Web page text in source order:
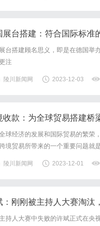
展台搭建：符合国际标准
台搭建顾名思义，即是在德国举
注
陵川新闻网 2023-12-03
收款：为全球贸易搭建桥
球经济的发展和国际贸易的繁荣
境贸易所带来的一个重要问题就
一直是一项具有挑战性的任务。
口商而言，跨境收款是获取资金
陵川新闻网 2023-12-01
：刚刚被主持人大赛淘汰
持人大赛中失败的许斌正式在央